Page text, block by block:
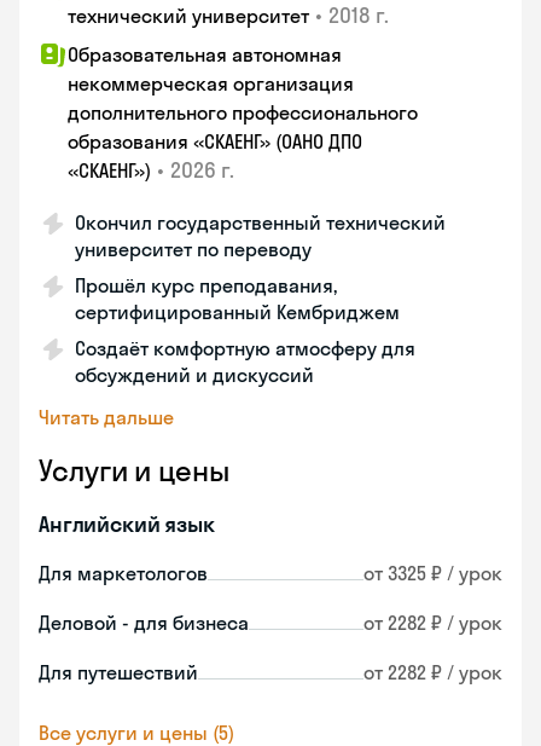
технический университет • 2018 г.
Образовательная автономная
некоммерческая организация
дополнительного профессионального
образования «СКАЕНГ» (ОАНО ДПО
«СКАЕНГ») • 2026 г.
Окончил государственный технический
университет по переводу
Прошёл курс преподавания,
сертифицированный Кембриджем
Создаёт комфортную атмосферу для
обсуждений и дискуссий
Читать дальше
Услуги и цены
Английский язык
Для маркетологов от 3325 ₽ / урок
Деловой - для бизнеса от 2282 ₽ / урок
Для путешествий от 2282 ₽ / урок
Все услуги и цены (5)